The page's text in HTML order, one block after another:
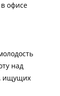
офисе
над
ищущих